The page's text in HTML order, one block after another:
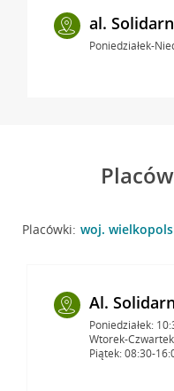
al.
Poniedziałek-
Placówki: woj.
Al.
Poniedziałek:
Wtorek-
Piątek: 08:30-